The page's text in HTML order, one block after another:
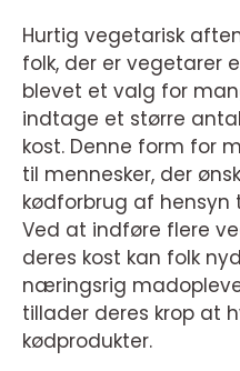
Hurtig vegetarisk
folk, der er vegetarer
blevet et valg for
indtage et større
kost. Denne form for
til mennesker, der
kødforbrug af hensyn
Ved at indføre flere
deres kost kan folk
næringsrig
tillader deres krop at
kødprodukter.